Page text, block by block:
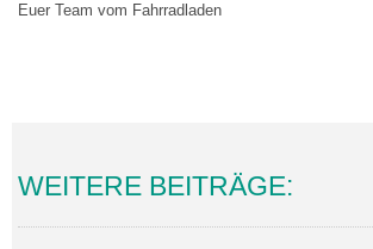
Euer Team vom Fahrradladen
WEITERE BEITRÄGE: